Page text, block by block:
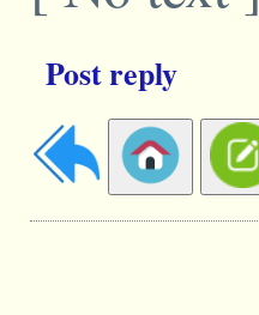
Post reply